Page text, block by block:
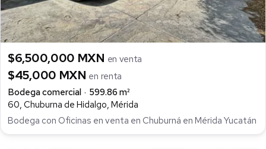
$6,500,000 MXN en venta
$45,000 MXN en renta
Bodega comercial
599.86 m²
60, Chuburna de Hidalgo, Mérida
Bodega con Oficinas en venta en Chuburná en Mérida Yucatán